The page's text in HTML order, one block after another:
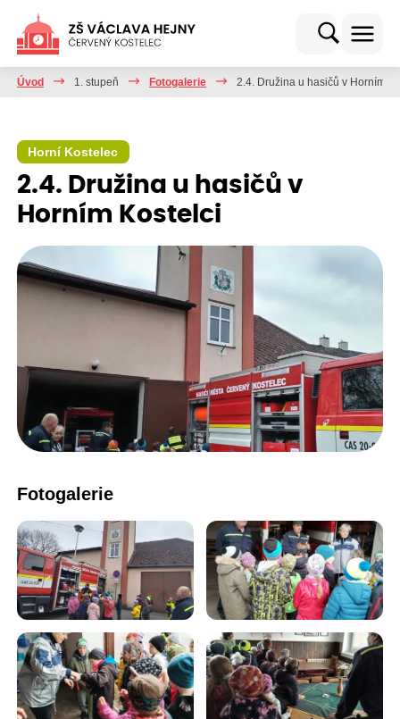
Úvod 1. stupeň Fotogalerie 2.4. Družina u hasičů v Horním
Horní Kostelec
2.4. Družina u hasičů v
Horním Kostelci
Fotogalerie